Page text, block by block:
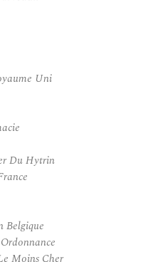
Uni
Du Hytrin
Belgique